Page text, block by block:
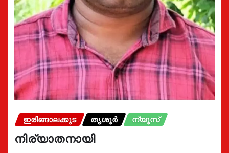
ഇരിങ്ങാലക്കുട തൃശൂർ ന്യൂസ്
നിര്യാതനായി